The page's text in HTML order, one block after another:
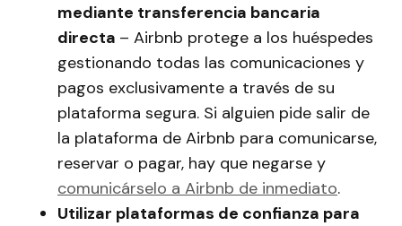
mediante transferencia bancaria
directa – Airbnb protege a los huéspedes
gestionando todas las comunicaciones y
pagos exclusivamente a través de su
plataforma segura. Si alguien pide salir de
la plataforma de Airbnb para comunicarse,
reservar o pagar, hay que negarse y
comunicárselo a Airbnb de inmediato.
Utilizar plataformas de confianza para